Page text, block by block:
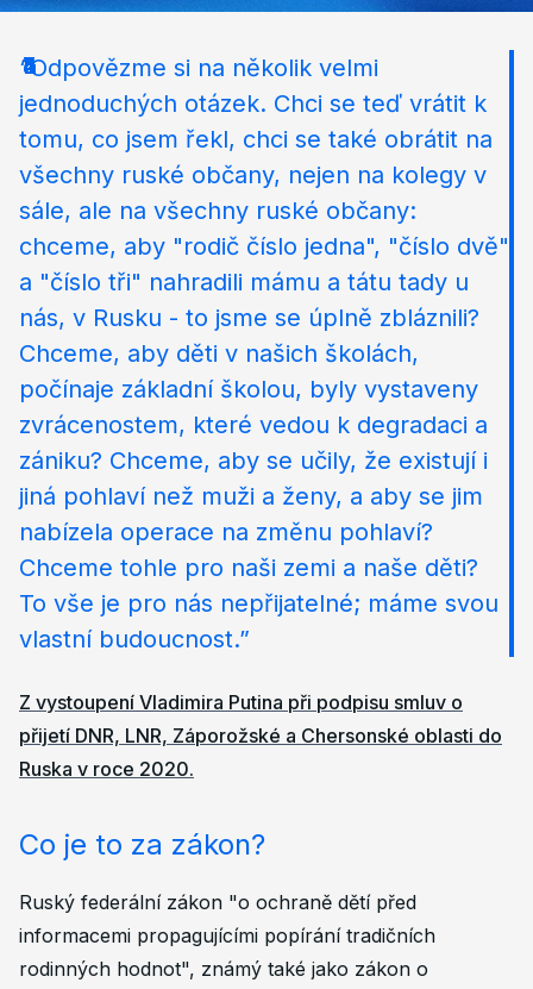
“Odpovězme si na několik velmi
jednoduchých otázek. Chci se teď vrátit k
tomu, co jsem řekl, chci se také obrátit na
všechny ruské občany, nejen na kolegy v
sále, ale na všechny ruské občany:
chceme, aby "rodič číslo jedna", "číslo dvě"
a "číslo tři" nahradili mámu a tátu tady u
nás, v Rusku - to jsme se úplně zbláznili?
Chceme, aby děti v našich školách,
počínaje základní školou, byly vystaveny
zvrácenostem, které vedou k degradaci a
zániku? Chceme, aby se učily, že existují i
jiná pohlaví než muži a ženy, a aby se jim
nabízela operace na změnu pohlaví?
Chceme tohle pro naši zemi a naše děti?
To vše je pro nás nepřijatelné; máme svou
vlastní budoucnost.”
Z vystoupení Vladimira Putina při podpisu smluv o
přijetí DNR, LNR, Záporožské a Chersonské oblasti do
Ruska v roce 2020.
Co je to za zákon?
Ruský federální zákon "o ochraně dětí před
informacemi propagujícími popírání tradičních
rodinných hodnot", známý také jako zákon o